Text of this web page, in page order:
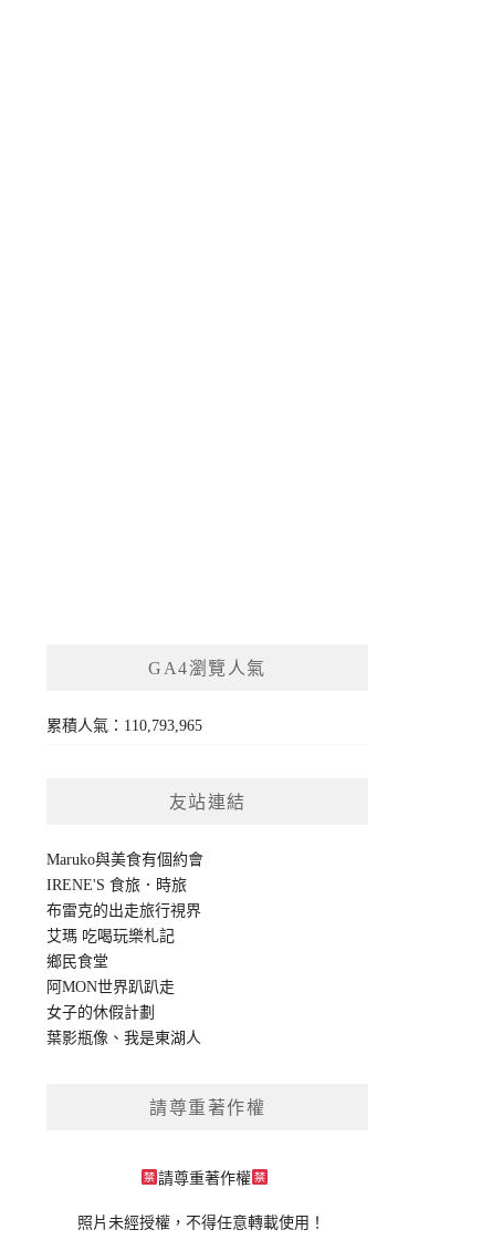
GA4瀏覽人氣
累積人氣：110,793,965
友站連結
Maruko與美食有個約會
IRENE'S 食旅．時旅
布雷克的出走旅行視界
艾瑪 吃喝玩樂札記
鄉民食堂
阿MON世界趴趴走
女子的休假計劃
葉影瓶像 、我是東湖人
請尊重著作權
請尊重著作權
照片未經授權，不得任意轉載使用！